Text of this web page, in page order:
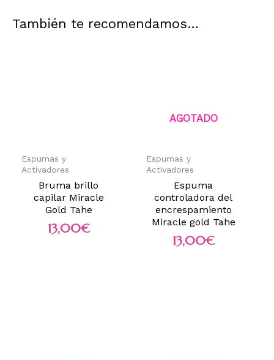
También te recomendamos…
Espumas y
Activadores
Bruma brillo
capilar Miracle
Gold Tahe
13,00€
AGOTADO
Espumas y
Activadores
Espuma
controladora del
encrespamiento
Miracle gold Tahe
13,00€